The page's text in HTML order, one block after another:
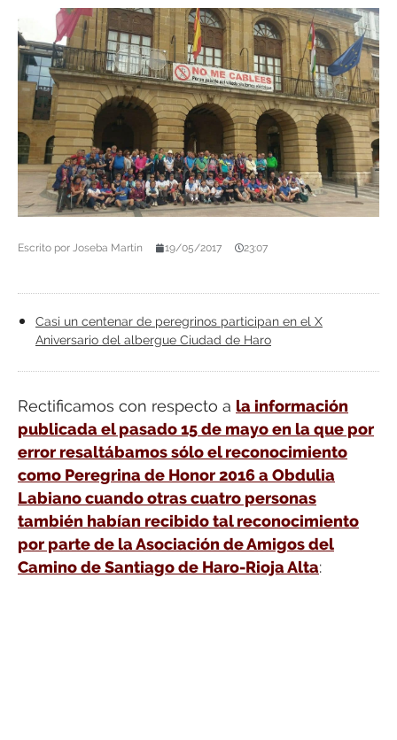
Escrito por Joseba Martín 19/05/2017 23:07
Casi un centenar de peregrinos participan en el X
Aniversario del albergue Ciudad de Haro
Rectificamos con respecto a la información
publicada el pasado 15 de mayo en la que por
error resaltábamos sólo el reconocimiento
como Peregrina de Honor 2016 a Obdulia
Labiano cuando otras cuatro personas
también habían recibido tal reconocimiento
por parte de la Asociación de Amigos del
Camino de Santiago de Haro-Rioja Alta: